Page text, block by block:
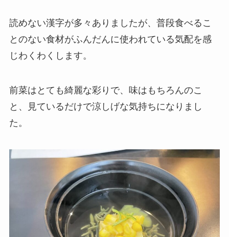
読めない漢字が多々ありましたが、普段食べるこ
とのない食材がふんだんに使われている気配を感
じわくわくします。
前菜はとても綺麗な彩りで、味はもちろんのこ
と、見ているだけで涼しげな気持ちになりまし
た。